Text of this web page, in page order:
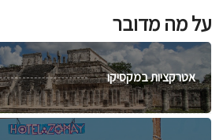
על מה מדובר
אטרקציות במקסיקו